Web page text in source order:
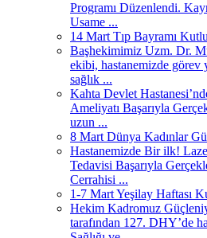
Programı Düzenlendi.
Usame ...
14 Mart Tıp Bayramı
Başhekimimiz Uzm. Dr.
ekibi, hastanemizde
sağlık ...
Kahta Devlet
Ameliyatı Başarıyla
uzun ...
8 Mart Dünya Kadınlar
Hastanemizde Bir ilk!
Tedavisi Başarıyla
Cerrahisi ...
1-7 Mart Yeşilay Haftası
Hekim Kadromuz
tarafından 127. DHY’de